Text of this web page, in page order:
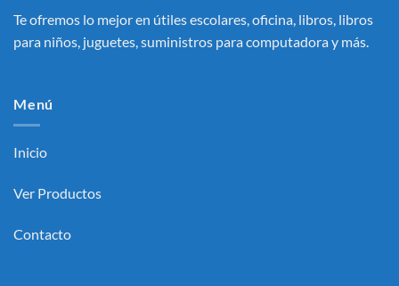
Te ofremos lo mejor en útiles escolares, oficina, libros, libros
para niños, juguetes, suministros para computadora y más.
Menú
Inicio
Ver Productos
Contacto